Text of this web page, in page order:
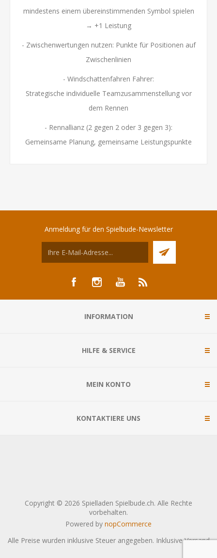
mindestens einem übereinstimmenden Symbol spielen
→ +1 Leistung
- Zwischenwertungen nutzen: Punkte für Positionen auf
Zwischenlinien
- Windschattenfahren Fahrer:
Strategische individuelle Teamzusammenstellung vor
dem Rennen
- Rennallianz (2 gegen 2 oder 3 gegen 3):
Gemeinsame Planung, gemeinsame Leistungspunkte
Anmeldung für den Spielbude-Newsletter
INFORMATION
HILFE & SERVICE
MEIN KONTO
KONTAKTIERE UNS
Copyright © 2026 Spielladen Spielbude.ch. Alle Rechte
vorbehalten.
Powered by nopCommerce
Alle Preise wurden inklusive Steuer angegeben. InklusiveVersand